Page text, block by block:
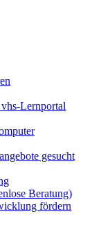
Lernportal
gesucht
Beratung)
fördern